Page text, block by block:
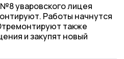
уваровского лицея
Работы начнутся
также
и закупят новый